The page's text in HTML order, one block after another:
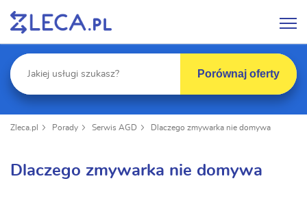
Porównaj oferty
Zleca.pl Porady Serwis AGD Dlaczego zmywarka nie domywa
Dlaczego zmywarka nie domywa